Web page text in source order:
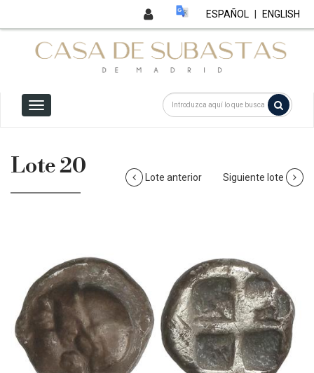
ESPAÑOL ENGLISH
Lote 20 Lote anterior Siguiente lote